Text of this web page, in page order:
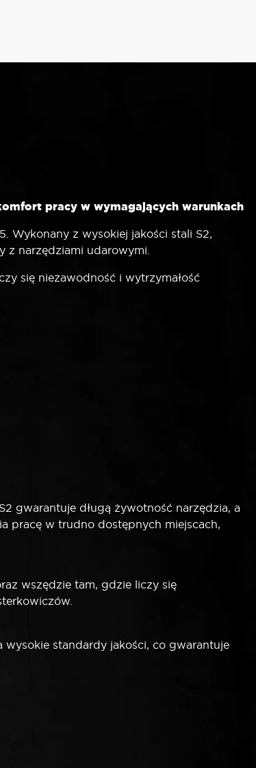
pracy w wymagających warunkach
Wykonany z wysokiej jakości stali S2,
z narzędziami udarowymi.
się niezawodność i wytrzymałość
gwarantuje długą żywotność narzędzia, a
pracę w trudno dostępnych miejscach,
wszędzie tam, gdzie liczy się
wysokie standardy jakości, co gwarantuje